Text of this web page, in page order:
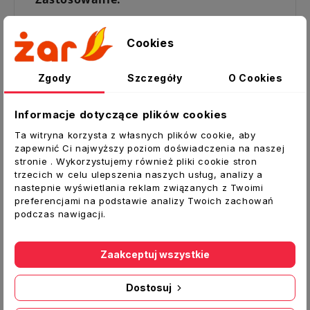
przeznaczone są do odprowadzania spalin
z kotłów opalanych gazem lub olejem
opałowym.
Dane techniczne:
Typ:Wywiewka
Średnica zewnętrzna D1 [mm]:215
Średnica kołnierza D [mm]:100
Materiał: Blacha nierdzewna 1.4301
grubość 0,5 mm
Cookies
Zgody Szczegóły O Cookies
Informacje dotyczące plików cookies
Ta witryna korzysta z własnych plików cookie, aby
zapewnić Ci najwyższy poziom doświadczenia na naszej
stronie . Wykorzystujemy również pliki cookie stron
trzecich w celu ulepszenia naszych usług, analizy a
nastepnie wyświetlania reklam związanych z Twoimi
preferencjami na podstawie analizy Twoich zachowań
podczas nawigacji.
Dostosuj
Zaakceptuj wszystkie